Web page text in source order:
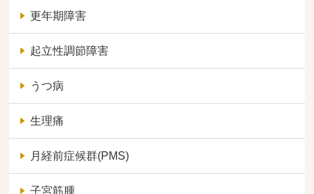
更年期障害
起立性調節障害
うつ病
生理痛
月経前症候群(PMS)
子宮筋腫